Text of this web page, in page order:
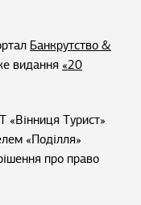
Банкрутство &
видання «20
«Вінниця Турист»
«Поділля»
про право